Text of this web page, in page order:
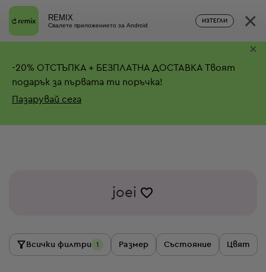
REMIX
Свалете приложението за Android
ИЗТЕГЛИ ×
-20% ОТСТЪПКА + БЕЗПЛАТНА ДОСТАВКА Твоят
подарък за първата ти поръчка!
Пазарувай сега
×
joei
Всички филтри 1 Размер Състояние Цвят